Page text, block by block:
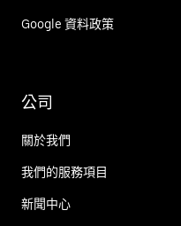
Google 資料政策
公司
關於我們
我們的服務項目
新聞中心